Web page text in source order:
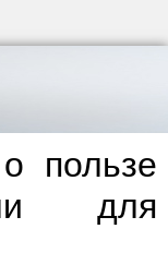
пользе
для